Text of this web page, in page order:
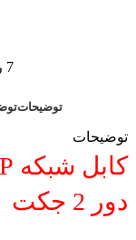
7 روز ضمانت بازگشت وجه
توضیحات
توضیحات
دور 2 جکت